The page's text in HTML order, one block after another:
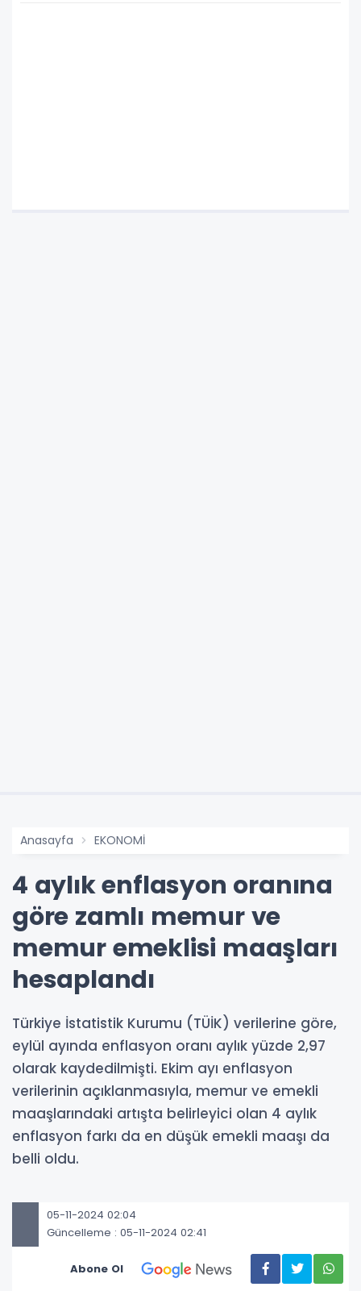
Anasayfa EKONOMİ
4 aylık enflasyon oranına
göre zamlı memur ve
memur emeklisi maaşları
hesaplandı
Türkiye İstatistik Kurumu (TÜİK) verilerine göre,
eylül ayında enflasyon oranı aylık yüzde 2,97
olarak kaydedilmişti. Ekim ayı enflasyon
verilerinin açıklanmasıyla, memur ve emekli
maaşlarındaki artışta belirleyici olan 4 aylık
enflasyon farkı da en düşük emekli maaşı da
belli oldu.
05-11-2024 02:04
Güncelleme : 05-11-2024 02:41
Abone Ol